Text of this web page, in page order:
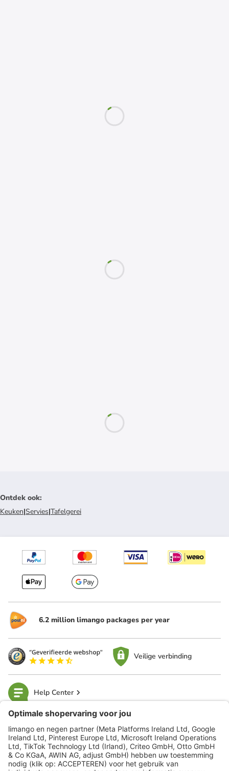
Ontdek ook:
Keuken|Servies|Tafelgerei
6.2 million limango packages per year
Veilige verbinding
Help Center
limango
Veilig winkelen